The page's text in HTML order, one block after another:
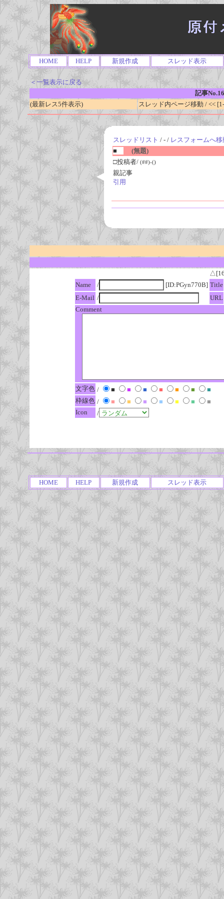
HOME HELP 新規作成 スレッド表示
＜一覧表示に戻る
記事
(最新レス5件表示)
スレッド内ページ移動 / <<
スレッドリスト / - / レスフォームへ移
■
(無題)
□投稿者/ (##)-()
親記事
引用
Name
/ [ID:PGyn770B] Title
E-Mail /
URL
Comment
文字色 / ■ ■ ■ ■ ■ ■
■
枠線色 / ■ ■ ■ ■ ■ ■
■
Icon
/
HOME HELP 新規作成 スレッド表示